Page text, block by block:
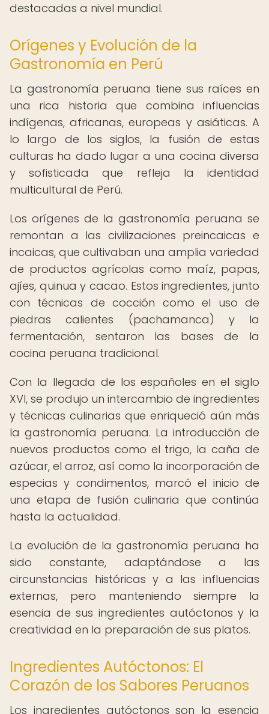
destacadas a nivel mundial.
Orígenes y Evolución de la
Gastronomía en Perú
La gastronomía peruana tiene sus raíces en
una rica historia que combina influencias
indígenas, africanas, europeas y asiáticas. A
lo largo de los siglos, la fusión de estas
culturas ha dado lugar a una cocina diversa
y sofisticada que refleja la identidad
multicultural de Perú.
Los orígenes de la gastronomía peruana se
remontan a las civilizaciones preincaicas e
incaicas, que cultivaban una amplia variedad
de productos agrícolas como maíz, papas,
ajíes, quinua y cacao. Estos ingredientes, junto
con técnicas de cocción como el uso de
piedras calientes (pachamanca) y la
fermentación, sentaron las bases de la
cocina peruana tradicional.
Con la llegada de los españoles en el siglo
XVI, se produjo un intercambio de ingredientes
y técnicas culinarias que enriqueció aún más
la gastronomía peruana. La introducción de
nuevos productos como el trigo, la caña de
azúcar, el arroz, así como la incorporación de
especias y condimentos, marcó el inicio de
una etapa de fusión culinaria que continúa
hasta la actualidad.
La evolución de la gastronomía peruana ha
sido constante, adaptándose a las
circunstancias históricas y a las influencias
externas, pero manteniendo siempre la
esencia de sus ingredientes autóctonos y la
creatividad en la preparación de sus platos.
Ingredientes Autóctonos: El
Corazón de los Sabores Peruanos
Los ingredientes autóctonos son la esencia